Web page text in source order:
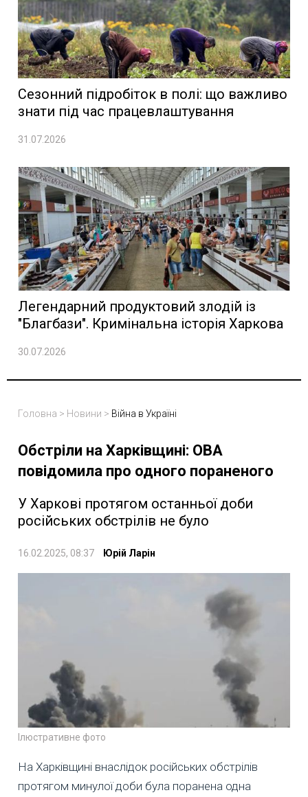
Сезонний підробіток в полі: що важливо
знати під час працевлаштування
31.07.2026
Легендарний продуктовий злодій із
"Благбази". Кримінальна історія Харкова
30.07.2026
Головна > Новини > Війна в Україні
Обстріли на Харківщині: ОВА
повідомила про одного пораненого
У Харкові протягом останньої доби
російських обстрілів не було
16.02.2025, 08:37 Юрій Ларін
Ілюстративне фото
На Харківщині внаслідок російських обстрілів
протягом минулої доби була поранена одна